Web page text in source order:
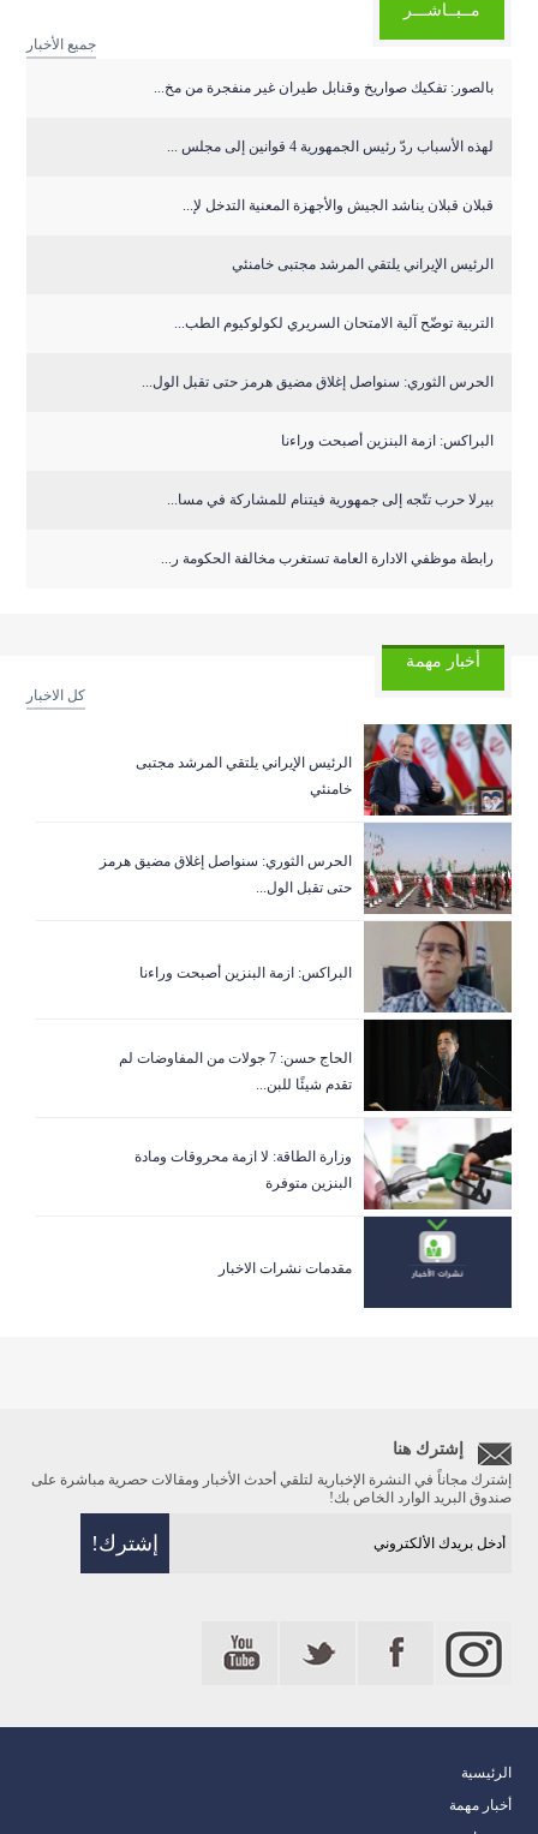
مــبــاشـــر
جميع الأخبار
بالصور: تفكيك صواريخ وقنابل طيران غير منفجرة من مخ...
لهذه الأسباب ردّ رئيس الجمهورية 4 قوانين إلى مجلس ...
قبلان قبلان يناشد الجيش والأجهزة المعنية التدخل لإ...
الرئيس الإيراني يلتقي المرشد مجتبى خامنئي
التربية توضّح آلية الامتحان السريري لكولوكيوم الطب...
الحرس الثوري: سنواصل إغلاق مضيق هرمز حتى تقبل الول...
البراكس: ازمة البنزين أصبحت وراءنا
بيرلا حرب تتّجه إلى جمهورية فيتنام للمشاركة في مسا...
رابطة موظفي الادارة العامة تستغرب مخالفة الحكومة ر...
أخبار مهمة
كل الاخبار
الرئيس الإيراني يلتقي المرشد مجتبى
خامنئي
الحرس الثوري: سنواصل إغلاق مضيق هرمز
حتى تقبل الول...
البراكس: ازمة البنزين أصبحت وراءنا
الحاج حسن: 7 جولات من المفاوضات لم
تقدم شيئًا للبن...
وزارة الطاقة: لا ازمة محروقات ومادة
البنزين متوفرة
مقدمات نشرات الاخبار
إشترك هنا
إشترك مجاناً في النشرة الإخبارية لتلقي أحدث الأخبار ومقالات حصرية مباشرة على
صندوق البريد الوارد الخاص بك!
الرئيسية
أخبار مهمة